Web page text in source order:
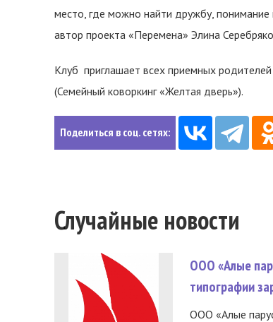
место, где можно найти дружбу,
автор проекта «Перемена» Элина
Клуб приглашает всех приемных
(Семейный коворкинг «Желтая дверь»).
Поделиться в соц. сетях:
Случайные новости
ООО «Алые
типографии
ООО «Алые